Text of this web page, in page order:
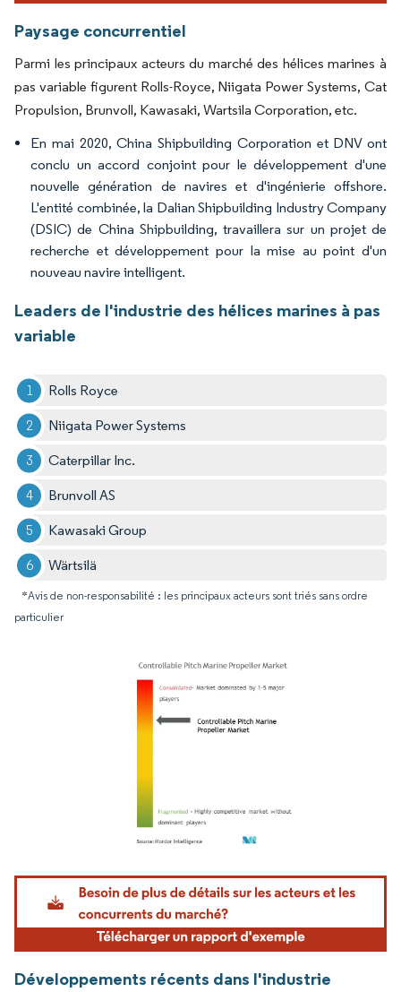
Paysage concurrentiel
Parmi les principaux acteurs du marché des hélices marines à
pas variable figurent Rolls-Royce, Niigata Power Systems, Cat
Propulsion, Brunvoll, Kawasaki, Wartsila Corporation, etc.
En mai 2020, China Shipbuilding Corporation et DNV ont
conclu un accord conjoint pour le développement d'une
nouvelle génération de navires et d'ingénierie offshore.
L'entité combinée, la Dalian Shipbuilding Industry Company
(DSIC) de China Shipbuilding, travaillera sur un projet de
recherche et développement pour la mise au point d'un
nouveau navire intelligent.
Leaders de l'industrie des hélices marines à pas
variable
Rolls Royce
Niigata Power Systems
Caterpillar Inc.
Brunvoll AS
Kawasaki Group
Wärtsilä
*Avis de non-responsabilité : les principaux acteurs sont triés sans ordre
particulier
Image © Mordor Intelligence. La réutilisation nécessite une attribution sous CC BY
Développements récents dans l'industrie